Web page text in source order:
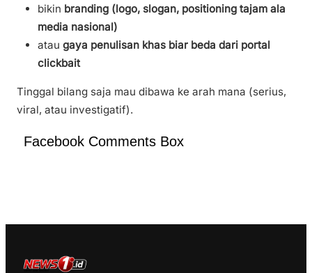
bikin branding (logo, slogan, positioning tajam ala
media nasional)
atau gaya penulisan khas biar beda dari portal
clickbait
Tinggal bilang saja mau dibawa ke arah mana (serius,
viral, atau investigatif).
Facebook Comments Box